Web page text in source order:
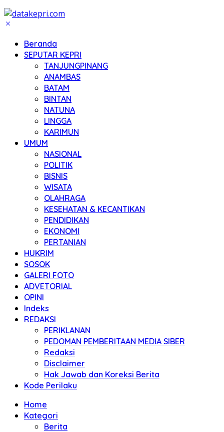
Beranda
SEPUTAR KEPRI
TANJUNGPINANG
ANAMBAS
BATAM
BINTAN
NATUNA
LINGGA
KARIMUN
UMUM
NASIONAL
POLITIK
BISNIS
WISATA
OLAHRAGA
KESEHATAN & KECANTIKAN
PENDIDIKAN
EKONOMI
PERTANIAN
HUKRIM
SOSOK
GALERI FOTO
ADVETORIAL
OPINI
Indeks
REDAKSI
PERIKLANAN
PEDOMAN PEMBERITAAN MEDIA SIBER
Redaksi
Disclaimer
Hak Jawab dan Koreksi Berita
Kode Perilaku
Home
Kategori
Berita